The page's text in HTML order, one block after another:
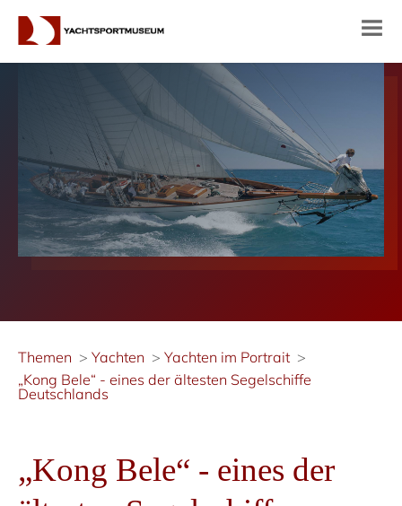
Themen Yachten
Yachten im Portrait
„Kong Bele“ - eines der ältesten Segelschiffe
Deutschlands
„Kong Bele“ - eines der